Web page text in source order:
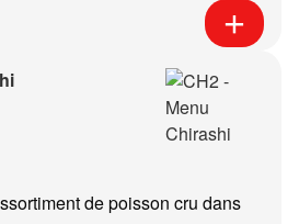
de poisson cru dans